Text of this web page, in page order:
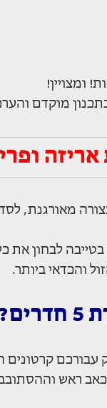
מוקדם
מאורגנת,
לבחון
והכדאי ביותר.
קרטונים
ראש